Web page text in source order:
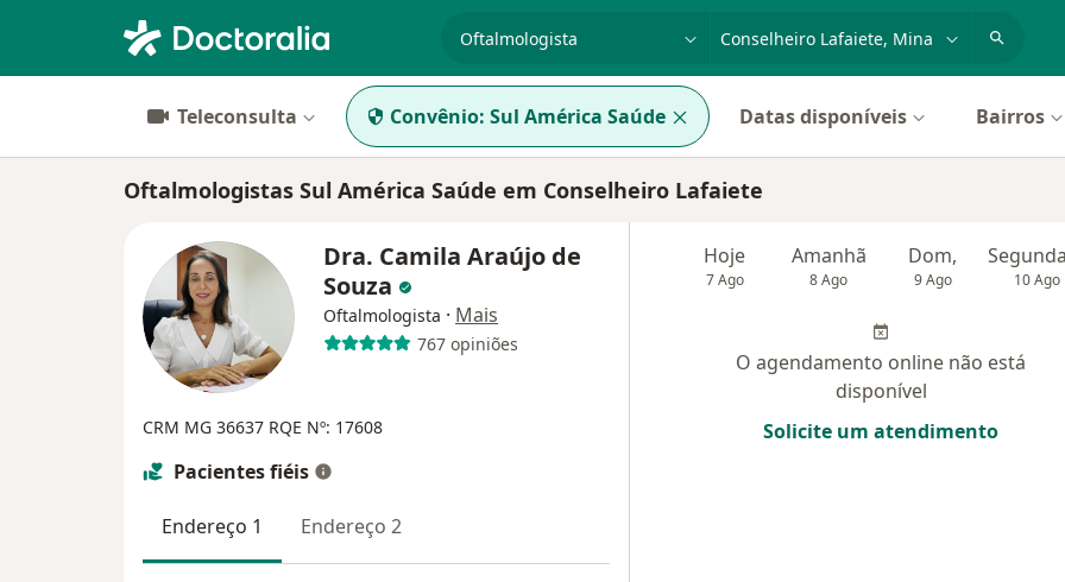
Teleconsulta Convênio: Sul América Saúde Datas disponíveis Bairros
Oftalmologistas Sul América Saúde em Conselheiro Lafaiete
Dra. Camila Araújo de
Souza
Oftalmologista · Mais
767 opiniões
CRM MG 36637 RQE Nº: 17608
Pacientes fiéis
Endereço 1 Endereço 2
Hoje
7 Ago
Amanhã
8 Ago
Dom,
9 Ago 10 Ago
O agendamento online não está
disponível
Solicite um atendimento